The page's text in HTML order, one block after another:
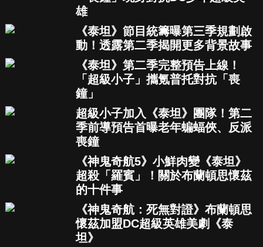
雄
《泰坦》節目統籌曝第三季規劃啟
動！透露第二季揭開更多背景故事
《泰坦》第二季完整預告上線！
「超級小子」攜氪普托對抗「喪
鐘」
超級小子加入《泰坦》團隊！第二
季前導預告首曝老年蝙蝠俠、反派
喪鐘
《神鬼奇航5》小鮮肉變《泰坦》
超殺「羅賓」！關於布蘭頓思懷茲
的十件事
《神鬼奇航：死無對證》布蘭頓思
懷茲加盟DC超級英雄美劇《泰
坦》